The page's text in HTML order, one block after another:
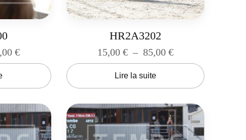
€
HR2A3202
15,00 € – 85,00 €
Lire la suite